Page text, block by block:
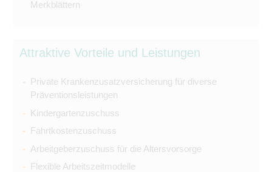
Merkblättern
Attraktive Vorteile und Leistungen
Private Krankenzusatzversicherung für diverse
Präventionsleistungen
Kindergartenzuschuss
Fahrtkostenzuschuss
Arbeitgeberzuschuss für die Altersvorsorge
Flexible Arbeitszeitmodelle